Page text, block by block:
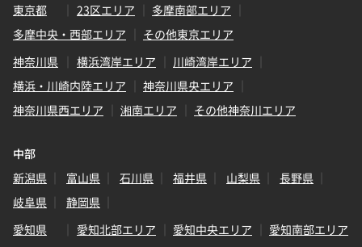
東京都
23区エリア
多摩南部エリア
多摩中央・西部エリア
その他東京エリア
神奈川県
横浜湾岸エリア
川崎湾岸エリア
横浜・川崎内陸エリア
神奈川県央エリア
神奈川県西エリア
湘南エリア その他神奈川エリア
中部
新潟県
富山県 石川県 福井県 山梨県
長野県
岐阜県
静岡県
愛知県
愛知北部エリア 愛知中央エリア
愛知南部エリア